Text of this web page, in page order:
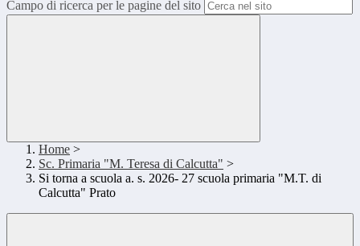
Campo di ricerca per le pagine del sito
Home >
Sc. Primaria "M. Teresa di Calcutta" >
Si torna a scuola a. s. 2026- 27 scuola primaria "M.T. di
Calcutta" Prato